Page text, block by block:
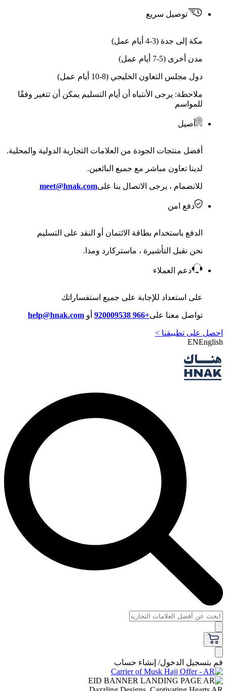
توصيل سريع
مكة إلى جدة (3-4 أيام عمل)
مدن أخرى (5-7 أيام عمل)
دول مجلس التعاون الخليجي (8-10 أيام عمل)
ملاحظة: يرجى الأنتباه أن أيام التسليم يمكن أن تتغير وفقًا
للمواسم
أصيل
أفضل منتجات الجودة من العلامات التجارية الدولية والمحلية.
لدينا تعاون مباشر مع جميع البائعين.
للانضمام ، يرجى الاتصال بنا علىmeet@hnak.com
دفع امن
الدفع باستخدام بطاقة الائتمان أو النقد على التسليم
نحن نقبل التأشيرة ، ماستركارد ومدا.
دعم العملاء
على استعداد للإجابة على جميع استفساراتك
تواصل معنا على+966 920009538 أو help@hnak.com
احصل على تطبيقنا >
ENEnglish
قم بتسجيل الدخول/ إنشاء حساب